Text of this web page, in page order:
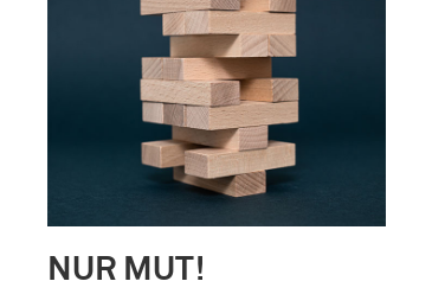
NUR MUT!